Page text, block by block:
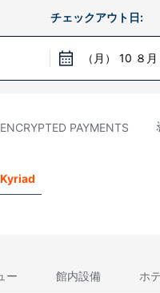
チェックアウト日:
（月） 10 ８月
PAYMENTS
Kyriad
ー 館内設備 ホ